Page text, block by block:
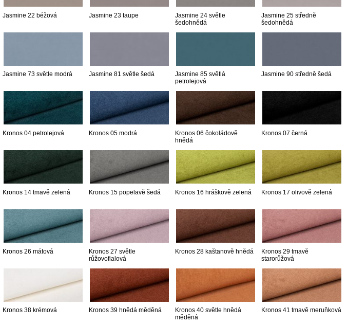
Jasmine 22 béžová Jasmine 23 taupe
Jasmine 24 světle
šedohnědá
Jasmine 25 středně
šedohnědá
Jasmine 73 světle modrá Jasmine 81 světle šedá
Jasmine 85 světlá
petrolejová
Jasmine 90 středně šedá
Kronos 04 petrolejová Kronos 05 modrá
Kronos 06 čokoládově
hnědá
Kronos 07 černá
Kronos 14 tmavě zelená Kronos 15 popelavě šedá Kronos 16 hráškově zelená Kronos 17 olivově zelená
Kronos 26 mátová
Kronos 27 světle
růžovofialová
Kronos 28 kaštanově hnědá
Kronos 29 tmavě
starorůžová
Kronos 38 krémová Kronos 39 hnědá měděná
Kronos 40 světle hnědá
měděná
Kronos 41 tmavě meruňková